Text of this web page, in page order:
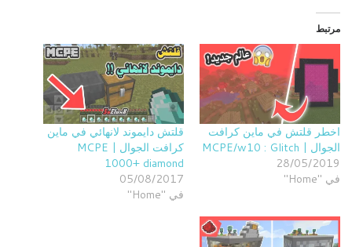
مرتبط
اخطر قلتش في ماين كرافت
الجوال | MCPE/w10 : Glitch
28/05/2019
في "Home"
قلتش دايموند لانهائي في ماين
كرافت الجوال | MCPE
1000+ diamond
05/08/2017
في "Home"